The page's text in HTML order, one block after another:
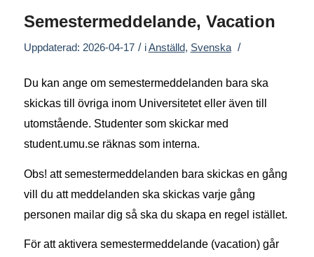
Semestermeddelande, Vacation
Uppdaterad: 2026-04-17 / iAnställd, Svenska /
Du kan ange om semestermeddelanden bara ska
skickas till övriga inom Universitetet eller även till
utomstående. Studenter som skickar med
student.umu.se räknas som interna.
Obs! att semestermeddelanden bara skickas en gång
vill du att meddelanden ska skickas varje gång
personen mailar dig så ska du skapa en regel istället.
För att aktivera semestermeddelande (vacation) går